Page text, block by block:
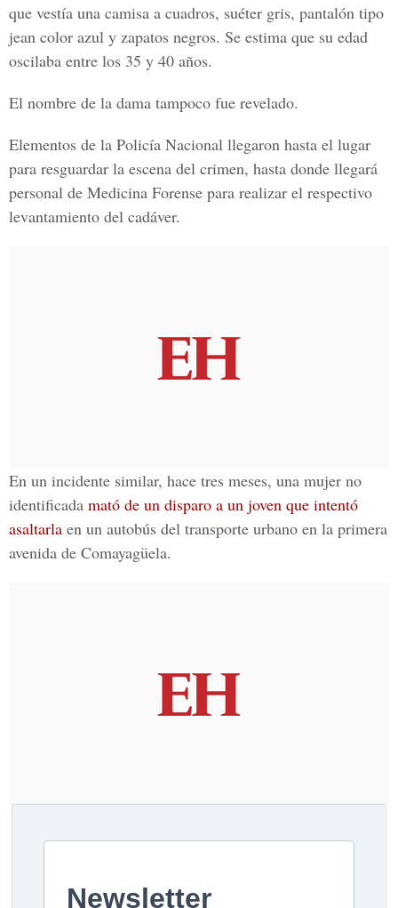
que vestía una camisa a cuadros, suéter gris, pantalón tipo
jean color azul y zapatos negros. Se estima que su edad
oscilaba entre los 35 y 40 años.
El nombre de la dama tampoco fue revelado.
Elementos de la Policía Nacional llegaron hasta el lugar
para resguardar la escena del crimen, hasta donde llegará
personal de Medicina Forense para realizar el respectivo
levantamiento del cadáver.
En un incidente similar, hace tres meses, una mujer no
identificada mató de un disparo a un joven que intentó
asaltarla en un autobús del transporte urbano en la primera
avenida de Comayagüela.